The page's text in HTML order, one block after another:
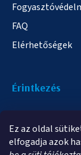
Ez az oldal
elfogadja azok
FAQ
Elérhetőségek
Érintkezés